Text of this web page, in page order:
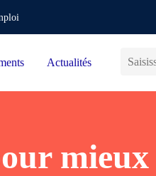
Actualités
mieux